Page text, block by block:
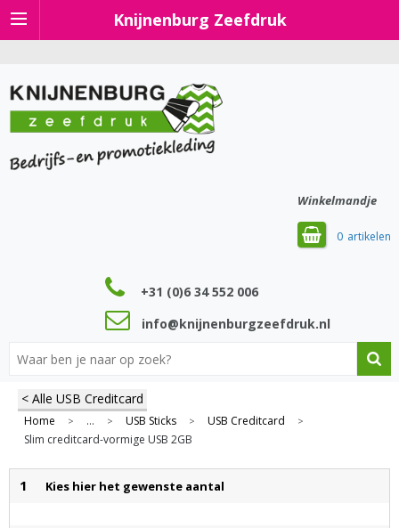
Knijnenburg Zeefdruk
Winkelmandje
0
+31 (0)6 34 552 006
info@knijnenburgzeefdruk.nl
< Alle USB Creditcard
Home > ... > USB Sticks > USB Creditcard >
Slim creditcard-vormige USB 2GB
1 Kies hier het gewenste aantal